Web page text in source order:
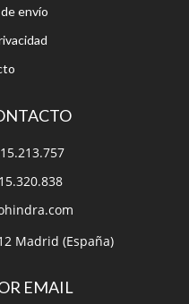
envío
Madrid (España)
EMAIL